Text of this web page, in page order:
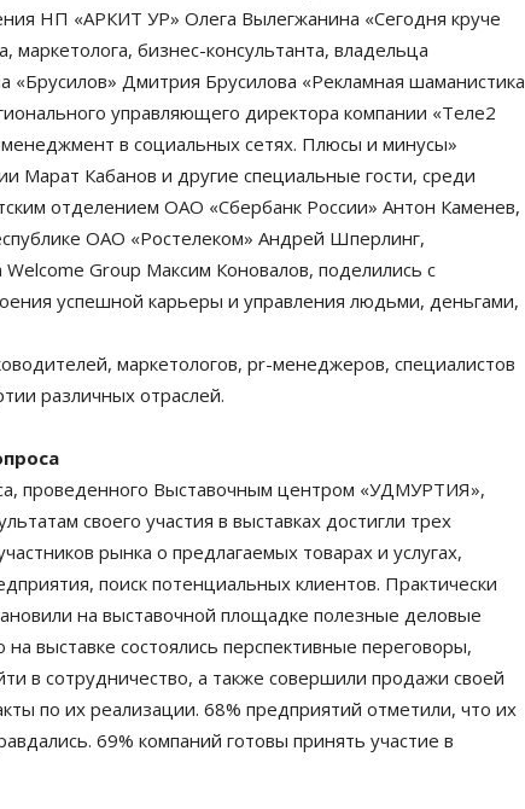
НП «АРКИТ УР» Олега Вылегжанина «Сегодня круче
маркетолога, бизнес-консультанта, владельца
«Брусилов» Дмитрия Брусилова «Рекламная шаманистика
управляющего директора компании «Теле2
в социальных сетях. Плюсы и минусы»
Марат Кабанов и другие специальные гости, среди
отделением ОАО «Сбербанк России» Антон Каменев,
ОАО «Ростелеком» Андрей Шперлинг,
Group Максим Коновалов, поделились с
успешной карьеры и управления людьми, деньгами,
маркетологов, pr-менеджеров, специалистов
различных отраслей.
проведенного Выставочным центром «УДМУРТИЯ»,
своего участия в выставках достигли трех
рынка о предлагаемых товарах и услугах,
поиск потенциальных клиентов. Практически
на выставочной площадке полезные деловые
выставке состоялись перспективные переговоры,
в сотрудничество, а также совершили продажи своей
по их реализации. 68% предприятий отметили, что их
69% компаний готовы принять участие в